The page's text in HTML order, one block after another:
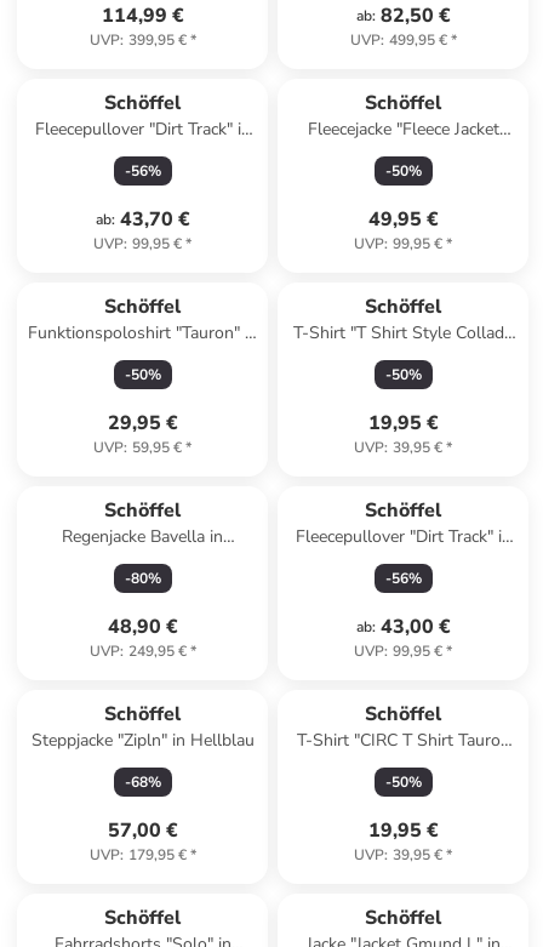
114,99 €
UVP: 399,95 €*
ab: 82,50 €
UVP: 499,95 €*
Schöffel
Fleecepullover "Dirt Track" in
Senf/ Dunkelblau
-56%
ab: 43,70 €
UVP: 99,95 €*
Schöffel
Fleecejacke "Fleece Jacket
Leona3" in twilight mauve
-50%
49,95 €
UVP: 99,95 €*
Schöffel
Funktionspoloshirt "Tauron" in
Oliv
-50%
29,95 €
UVP: 59,95 €*
Schöffel
T-Shirt "T Shirt Style Collada
MNS" in fir green
-50%
19,95 €
UVP: 39,95 €*
Schöffel
Regenjacke Bavella in
hellgruen
-80%
48,90 €
UVP: 249,95 €*
Schöffel
Fleecepullover "Dirt Track" in
Türkis
-56%
ab: 43,00 €
UVP: 99,95 €*
Schöffel
Steppjacke "Zipln" in Hellblau
-68%
57,00 €
UVP: 179,95 €*
Schöffel
T-Shirt "CIRC T Shirt Tauron
M" in ruddy ray
-50%
19,95 €
UVP: 39,95 €*
Schöffel Schöffel